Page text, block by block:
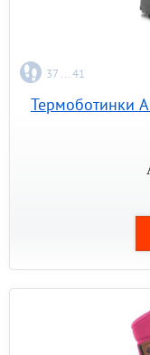
37 ... 41
Термоботинки